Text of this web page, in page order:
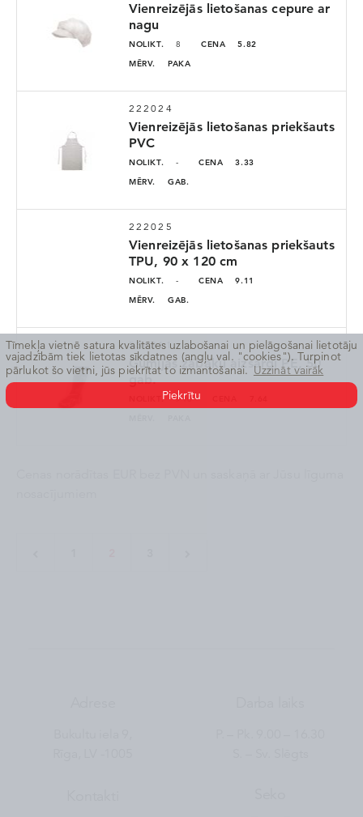
Vienreizējās lietošanas cepure ar
nagu
NOLIKT. 8 CENA
5.82
MĒRV.
PAKA
222024
Vienreizējās lietošanas priekšauts
PVC
NOLIKT. - CENA
3.33
MĒRV.
GAB.
222025
Vienreizējās lietošanas priekšauts
TPU, 90 x 120 cm
NOLIKT. - CENA
9.11
MĒRV.
GAB.
556311
Gumijas zābaku aizsargi PE, 50
gab.
NOLIKT. >10
Tīmekļa vietnē satura kvalitātes uzlabošanai un pielāgošanai lietotāju
vajadzībām tiek lietotas sīkdatnes (angļu val. "cookies"). Turpinot
pārlukot šo vietni, jūs piekrītat to izmantošanai. Uzzināt vairāk
Piekrītu
„Aizmirsu paroli”